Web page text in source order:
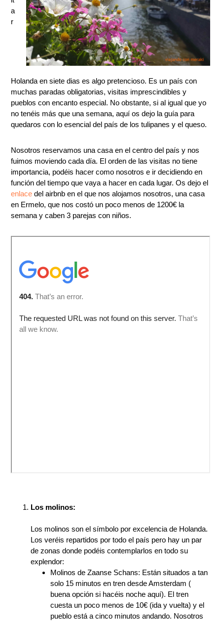
a
r
Holanda en siete dias es algo pretencioso. Es un país con
muchas paradas obligatorias, visitas imprescindibles y
pueblos con encanto especial. No obstante, si al igual que yo
no tenéis más que una semana, aquí os dejo la guía para
quedaros con lo esencial del país de los tulipanes y el queso.
Nosotros reservamos una casa en el centro del país y nos
fuimos moviendo cada día. El orden de las visitas no tiene
importancia, podéis hacer como nosotros e ir decidiendo en
función del tiempo que vaya a hacer en cada lugar. Os dejo el
enlace del airbnb en el que nos alojamos nosotros, una casa
en Ermelo, que nos costó un poco menos de 1200€ la
semana y caben 3 parejas con niños.
Los molinos:
Los molinos son el símbolo por excelencia de Holanda.
Los veréis repartidos por todo el país pero hay un par
de zonas donde podéis contemplarlos en todo su
explendor:
Molinos de Zaanse Schans: Están situados a tan
solo 15 minutos en tren desde Amsterdam (
buena opción si hacéis noche aquí). El tren
cuesta un poco menos de 10€ (ida y vuelta) y el
pueblo está a cinco minutos andando. Nosotros